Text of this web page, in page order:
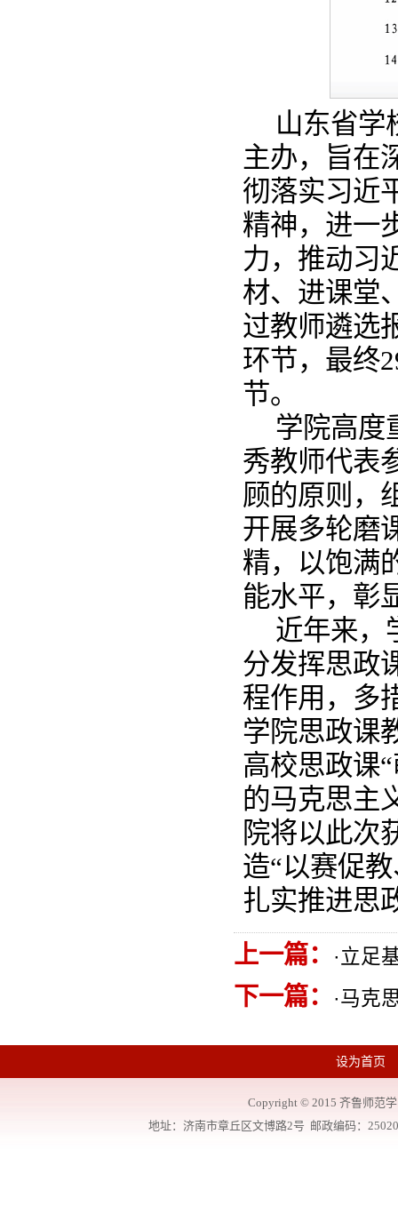
山东省学
主办，旨在
彻落实习近
精神，进一
力，推动习
材、进课堂
过教师遴选
环节，最终
节。
学院高度
秀教师代表
顾的原则，
开展多轮磨
精，以饱满
能水平，彰
近年来，
分发挥思政
程作用，多
学院思政课
高校思政课
的马克思主
院将以此次
造“以赛促
扎实推进思
上一篇： · 立足
下一篇： ·马克
设为首页
Copyright © 2015 齐鲁师范
地址：济南市章丘区文博路2号 邮政编码：